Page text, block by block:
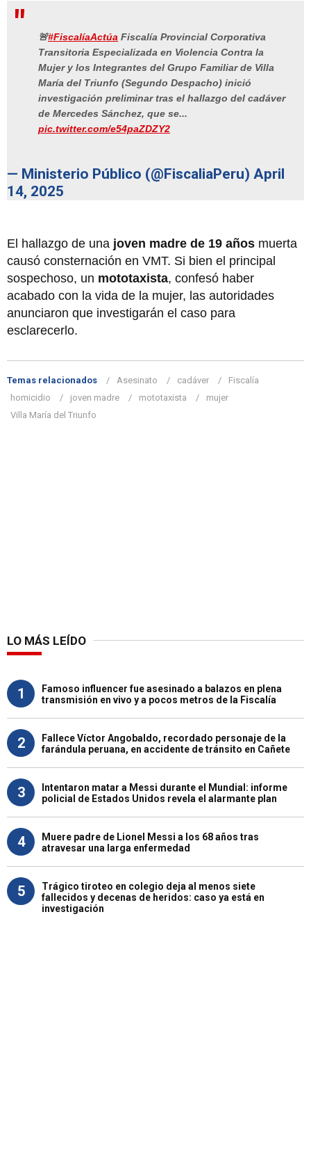
🚨#FiscalíaActúa Fiscalía Provincial Corporativa
Transitoria Especializada en Violencia Contra la
Mujer y los Integrantes del Grupo Familiar de Villa
María del Triunfo (Segundo Despacho) inició
investigación preliminar tras el hallazgo del cadáver
de Mercedes Sánchez, que se...
pic.twitter.com/e54paZDZY2
— Ministerio Público (@FiscaliaPeru) April
14, 2025
El hallazgo de una joven madre de 19 años muerta
causó consternación en VMT. Si bien el principal
sospechoso, un mototaxista, confesó haber
acabado con la vida de la mujer, las autoridades
anunciaron que investigarán el caso para
esclarecerlo.
Temas relacionados Asesinato cadáver
Fiscalía
homicidio
joven madre mototaxista
mujer
Villa María del Triunfo
LO MÁS LEÍDO
1
Famoso influencer fue asesinado a balazos en plena
transmisión en vivo y a pocos metros de la Fiscalía
2
Fallece Víctor Angobaldo, recordado personaje de la
farándula peruana, en accidente de tránsito en Cañete
3
Intentaron matar a Messi durante el Mundial: informe
policial de Estados Unidos revela el alarmante plan
4
Muere padre de Lionel Messi a los 68 años tras
atravesar una larga enfermedad
5
Trágico tiroteo en colegio deja al menos siete
fallecidos y decenas de heridos: caso ya está en
investigación